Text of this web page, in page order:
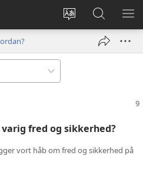
Vælg
Log
på
vindue)
Søg
på
JW.ORG
VIS
fred og sikkerhed?
vort håb om fred og sikkerhed på